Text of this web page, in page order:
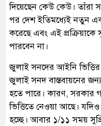
দিয়েছেন কেউ কেউ।
পর দেশ ইতিমধ্যেই নতুন এক
করেছে এবং এই প্রক্রিয়াকে
পারবেন না।
জুলাই সনদের আইনি
জুলাই সনদ বাস্তবায়নের
হতে পারে। কারণ, সরকার
ভিত্তিতে নেওয়া আছে।
হচ্ছে। আবার ১/১১ সময়